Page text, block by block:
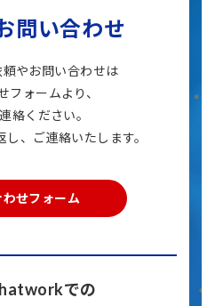
問い合わせ
やお問い合わせは
フォームより、
絡ください。
、ご連絡いたします。
せフォーム
での